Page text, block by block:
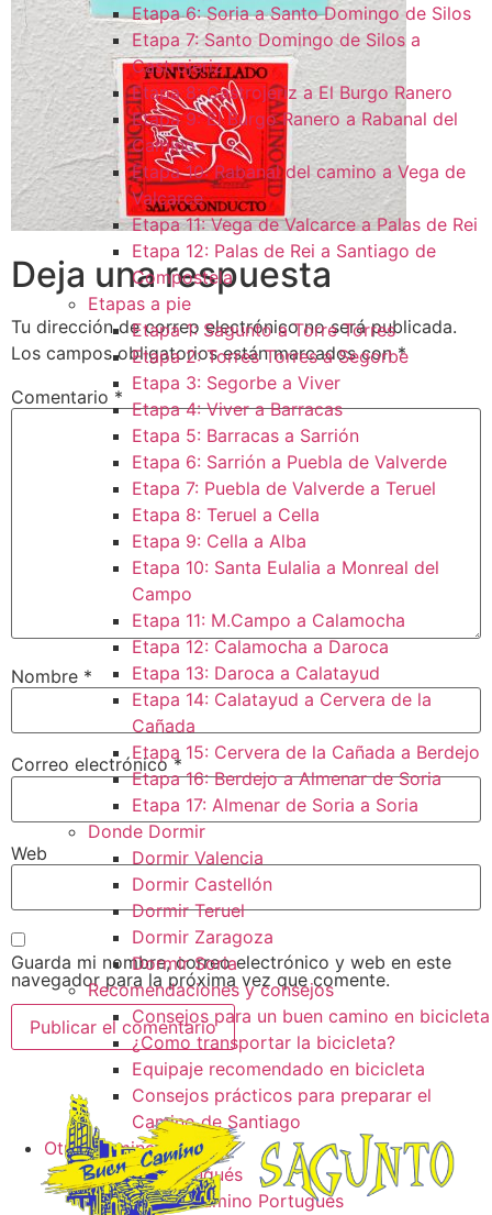
Etapa 6: Soria a Santo Domingo de Silos
Etapa 7: Santo Domingo de Silos a
Castrojeriz
Etapa 8: Castrojeriz a El Burgo Ranero
Etapa 9: El Burgo Ranero a Rabanal del
Camino
Etapa 10: Rabanal del camino a Vega de
Valcarce
Etapa 11: Vega de Valcarce a Palas de Rei
Etapa 12: Palas de Rei a Santiago de
Compostela
Etapas a pie
Etapa 1: Sagunto a Torre Torres
Etapa 2: Torres Torres a Segorbe
Etapa 3: Segorbe a Viver
Etapa 4: Viver a Barracas
Etapa 5: Barracas a Sarrión
Etapa 6: Sarrión a Puebla de Valverde
Etapa 7: Puebla de Valverde a Teruel
Etapa 8: Teruel a Cella
Etapa 9: Cella a Alba
Etapa 10: Santa Eulalia a Monreal del
Campo​
Etapa 11: M.Campo a Calamocha​
Etapa 12: Calamocha a Daroca ​
Etapa 13: Daroca a Calatayud
Etapa 14: Calatayud a Cervera de la
Cañada​
Etapa 15: Cervera de la Cañada a Berdejo
Etapa 16: Berdejo a Almenar de Soria
Etapa 17: Almenar de Soria a Soria ​
Donde Dormir
Dormir Valencia
Dormir Castellón
Dormir Teruel
Dormir Zaragoza
Dormir Soria
Recomendaciones y consejos
Consejos para un buen camino en bicicleta
¿Como transportar la bicicleta?
Equipaje recomendado en bicicleta
Consejos prácticos para preparar el
Camino de Santiago
Otros caminos
Camino Portugués
Tracks camino Portugués
Deja una respuesta
Tu dirección de correo electrónico no será publicada.
Los campos obligatorios están marcados con*
Comentario *
Nombre *
Correo electrónico*
Web
Guarda mi nombre, correo electrónico y web en este
navegador para la próxima vez que comente.